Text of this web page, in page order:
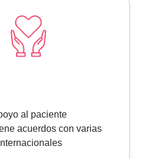
al paciente
acuerdos con varias